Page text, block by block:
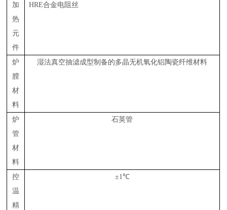
加
热
元
件
HRE合金电阻丝
炉
膛
材
料
湿法真空抽滤成型制备的多晶无机氧化铝陶瓷纤维材料
炉
管
材
料
石英管
控
温
精
±1℃